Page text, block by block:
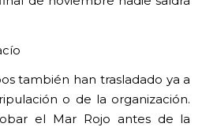
también han trasladado ya a
o de la organización.
el Mar Rojo antes de la